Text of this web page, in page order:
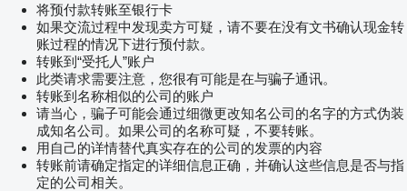
将预付款转账至银行卡
如果交流过程中发现卖方可疑，请不要在没有文书确认现金转
账过程的情况下进行预付款。
转账到“受托人”账户
此类请求需要注意，您很有可能是在与骗子通讯。
转账到名称相似的公司的账户
请当心，骗子可能会通过细微更改知名公司的名字的方式伪装
成知名公司。如果公司的名称可疑，不要转账。
用自己的详情替代真实存在的公司的发票的内容
转账前请确定指定的详细信息正确，并确认这些信息是否与指
定的公司相关。